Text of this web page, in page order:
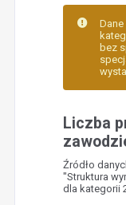
bez
Liczba
Źródło
"Struktura
dla kategorii